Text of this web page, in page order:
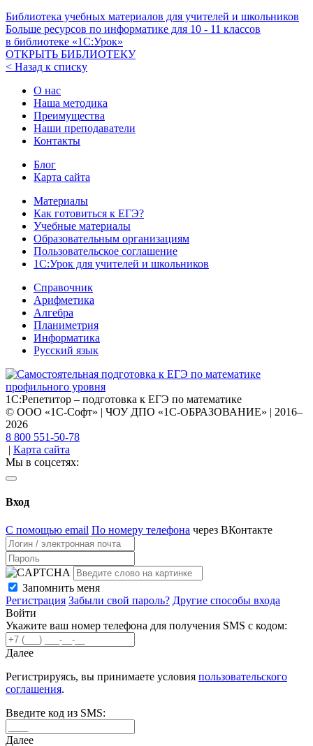
Библиотека учебных материалов для учителей и школьников
Больше ресурсов по информатике для 10 - 11 классов
в библиотеке «1С:Урок»
ОТКРЫТЬ БИБЛИОТЕКУ
< Назад к списку
О нас
Наша методика
Преимущества
Наши преподаватели
Контакты
Блог
Карта сайта
Материалы
Как готовиться к ЕГЭ?
Учебные материалы
Образовательным организациям
Пользовательское соглашение
1С:Урок для учителей и школьников
Справочник
Арифметика
Алгебра
Планиметрия
Информатика
Русский язык
1С:Репетитор – подготовка к ЕГЭ по математике
© ООО «1С-Софт» | ЧОУ ДПО «1С-ОБРАЗОВАНИЕ» | 2016–
2026
8 800 551-50-78
| Карта сайта
Мы в соцсетях:
Вход
С помощью email По номеру телефона через ВКонтакте
Запомнить меня
Регистрация Забыли свой пароль? Другие способы входа
Войти
Укажите ваш номер телефона для получения SMS с кодом:
Далее
Регистрируясь, вы принимаете условия пользовательского
соглашения.
Введите код из SMS:
Далее